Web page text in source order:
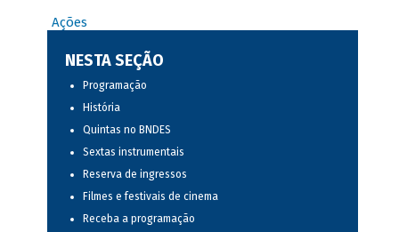
Ações
NESTA SEÇÃO
Programação
História
Quintas no BNDES
Sextas instrumentais
Reserva de ingressos
Filmes e festivais de cinema
Receba a programação